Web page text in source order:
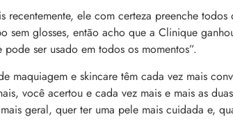
recentemente, ele com certeza preenche
glosses, então acho que a Clinique
ser usado em todos os momentos”.
maquiagem e skincare têm cada vez mais
você acertou e cada vez mais e mais as
geral, quer ter uma pele mais cuidada e,